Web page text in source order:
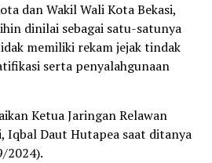
dan Wakil Wali Kota Bekasi,
dinilai sebagai satu-satunya
memiliki rekam jejak tindak
serta penyalahgunaan
Ketua Jaringan Relawan
Iqbal Daut Hutapea saat ditanya
2024).